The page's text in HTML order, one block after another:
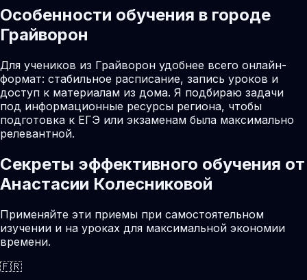
Особенности обучения в городе
Грайворон
Для учеников из Грайворон удобнее всего онлайн-
формат: стабильное расписание, запись уроков и
доступ к материалам из дома. Я подбираю задачи
под информационные ресурсы региона, чтобы
подготовка к ЕГЭ или экзаменам была максимально
релевантной.
Секреты эффективного обучения от
Анастасии Колесниковой
Применяйте эти приемы при самостоятельном
изучении и на уроках для максимальной экономии
времени.
🇫🇷